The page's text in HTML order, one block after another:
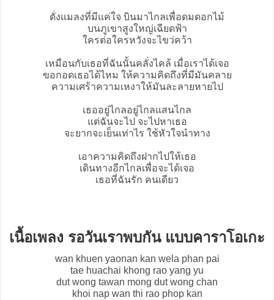
ดั่งแมลงที่มีแค่ใจ บินมาไกลเพื่อดมดอกไม้
บนภูเขาสูงใหญ่เฉียดฟ้า
ใครต่อใครหวังจะไขว่คว้า
เหมือนกับเธอที่ฉันนั้นคลั่งไคล้ เมื่อเราได้เจอ
ขอกอดเธอได้ไหม ให้ความคิดถึงที่มีมันคลาย
ความเศร้าความเหงาให้มันละลายหายไป
เธออยู่ไกลอยู่ไกลแสนไกล
แต่ฉันจะไป จะไปหาเธอ
จะยากจะเย็นเท่าไร ใช้หัวใจนำทาง
เอาความคิดถึงฝากไปให้เธอ
เดินทางอีกไกลเพื่อจะได้เจอ
เธอที่ฉันรัก คนเดียว
เนื้อเพลง รอวันเราพบกัน แบบคาราโอเกะ
wan khuen yaonan kan wela phan pai
tae huachai khong rao yang yu
dut wong tawan mong dut wong chan
khoi nap wan thi rao phop kan